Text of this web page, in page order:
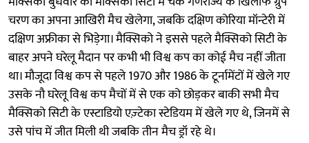
चरण का अपना आखिरी मैच खेलेगा, जबकि दक्षिण कोरिया मॉन्टेरी में
दक्षिण अफ्रीका से भिड़ेगा। मैक्सिको ने इससे पहले मैक्सिको सिटी के
बाहर अपने घरेलू मैदान पर कभी भी विश्व कप का कोई मैच नहीं जीता
था। मौजूदा विश्व कप से पहले 1970 और 1986 के टूर्नामेंटों में खेले गए
उसके नौ घरेलू विश्व कप मैचों में से एक को छोड़कर बाकी सभी मैच
मैक्सिको सिटी के एस्टाडियो एज़्टेका स्टेडियम में खेले गए थे, जिनमें से
उसे पांच में जीत मिली थी जबकि तीन मैच ड्रॉ रहे थे।